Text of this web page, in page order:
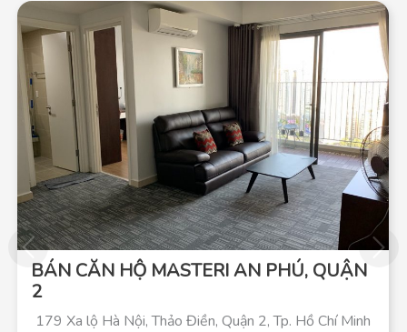
BÁN CĂN HỘ MASTERI AN PHÚ, QUẬN
2
179 Xa lộ Hà Nội, Thảo Điền, Quận 2, Tp. Hồ Chí Minh